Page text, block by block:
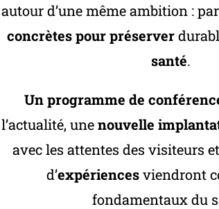
autour d’une même ambition :
concrètes pour préserver
santé.
Un programme de
l’actualité, unenouvelle
avec les attentes des visiteurs
d’expériencesviendront
fondamentaux du